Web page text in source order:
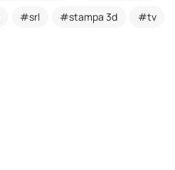
srl stampa 3d tv